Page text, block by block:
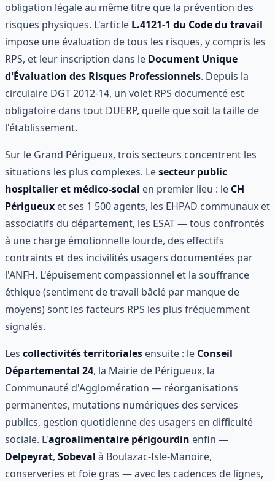
obligation légale au même titre que la prévention des
risques physiques. L'article L.4121-1 du Code du travail
impose une évaluation de tous les risques, y compris les
RPS, et leur inscription dans le Document Unique
d'Évaluation des Risques Professionnels. Depuis la
circulaire DGT 2012-14, un volet RPS documenté est
obligatoire dans tout DUERP, quelle que soit la taille de
l'établissement.
Sur le Grand Périgueux, trois secteurs concentrent les
situations les plus complexes. Lesecteur public
hospitalier et médico-social en premier lieu : le CH
Périgueux et ses 1 500 agents, les EHPAD communaux et
associatifs du département, les ESAT — tous confrontés
à une charge émotionnelle lourde, des effectifs
contraints et des incivilités usagers documentées par
l'ANFH. L'épuisement compassionnel et la souffrance
éthique (sentiment de travail bâclé par manque de
moyens) sont les facteurs RPS les plus fréquemment
signalés.
Les collectivités territoriales ensuite : le Conseil
Départemental 24, la Mairie de Périgueux, la
Communauté d'Agglomération — réorganisations
permanentes, mutations numériques des services
publics, gestion quotidienne des usagers en difficulté
sociale. L'agroalimentaire périgourdin enfin —
Delpeyrat, Sobeval à Boulazac-Isle-Manoire,
conserveries et foie gras — avec les cadences de lignes,